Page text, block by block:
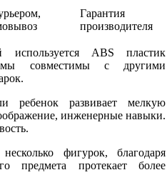
Гарантия
производителя
используется ABS пластик
совместимы с другими
ребенок развивает мелкую
инженерные навыки.
фигурок, благодаря
предмета протекает более